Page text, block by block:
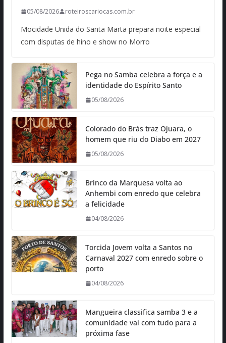
05/08/2026 roteiroscariocas.com.br
Mocidade Unida do Santa Marta prepara noite especial
com disputas de hino e show no Morro
Pega no Samba celebra a força e a
identidade do Espírito Santo
05/08/2026
Colorado do Brás traz Ojuara, o
homem que riu do Diabo em 2027
05/08/2026
Brinco da Marquesa volta ao
Anhembi com enredo que celebra
a felicidade
04/08/2026
Torcida Jovem volta a Santos no
Carnaval 2027 com enredo sobre o
porto
04/08/2026
Mangueira classifica samba 3 e a
comunidade vai com tudo para a
próxima fase